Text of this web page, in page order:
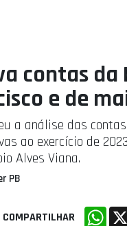
contas
e de
a análise das
ao exercício de
Alves Viana.
PB
COMPARTILHAR